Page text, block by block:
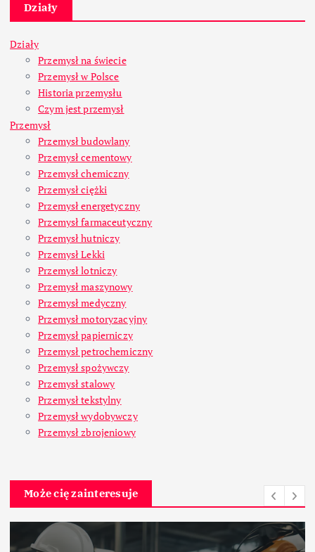
Działy
Działy
Przemysł na świecie
Przemysł w Polsce
Historia przemysłu
Czym jest przemysł
Przemysł
Przemysł budowlany
Przemysł cementowy
Przemysł chemiczny
Przemysł ciężki
Przemysł energetyczny
Przemysł farmaceutyczny
Przemysł hutniczy
Przemysł Lekki
Przemysł lotniczy
Przemysł maszynowy
Przemysł medyczny
Przemysł motoryzacyjny
Przemysł papierniczy
Przemysł petrochemiczny
Przemysł spożywczy
Przemysł stalowy
Przemysł tekstylny
Przemysł wydobywczy
Przemysł zbrojeniowy
Może cię zainteresuje